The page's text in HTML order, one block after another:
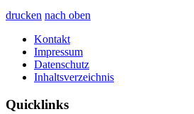
drucken nach oben
Kontakt
Impressum
Datenschutz
Inhaltsverzeichnis
Quicklinks